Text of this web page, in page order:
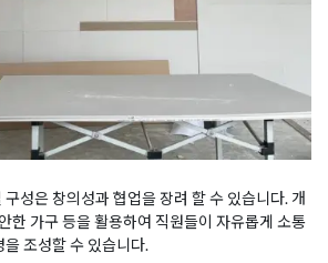
성은 창의성과 협업을 장려 할 수 있습니다. 개
한 가구 등을 활용하여 직원들이 자유롭게 소통
조성할 수 있습니다.